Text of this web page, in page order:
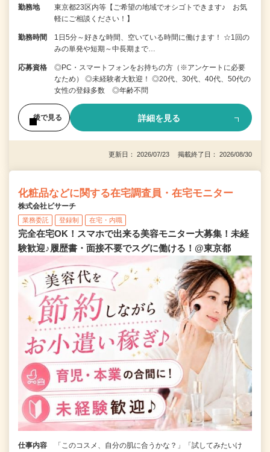
勤務地
東京都23区内等【ご希望の地域でオシゴトできます♪ お気
軽にご相談ください！】
勤務時間
1日5分～好きな時間、空いている時間に働けます！ ☆1回の
みの単発や短期～中長期まで…
応募資格
◎PC・スマートフォンをお持ちの方（※アンケートに必要
なため） ◎未経験者大歓迎！ ◎20代、30代、40代、50代の
女性の登録多数 ◎年齢不問
後で見る 詳細を見る
更新日： 2026/07/23 掲載終了日： 2026/08/30
化粧品などに関する在宅調査員・在宅モニター
株式会社ビサーチ
業務委託 登録制 在宅・内職
完全在宅OK！スマホで出来る美容モニター大募集！未経
験歓迎♪履歴書・面接不要でスグに働ける！@東京都
仕事内容 「このコスメ、自分の肌に合うかな？」「試してみたいけ